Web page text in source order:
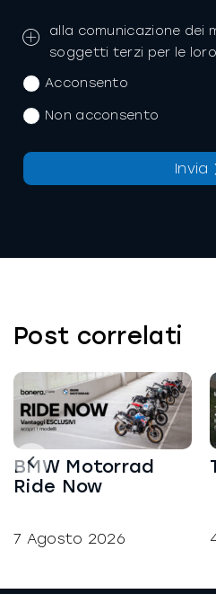
alla comunicazione dei
soggetti terzi per le
Acconsento
Non acconsento
Richiesta inviata
La richiesta non
Invia
Post correlati
BMW Motorrad
Ride Now
7 Agosto 2026